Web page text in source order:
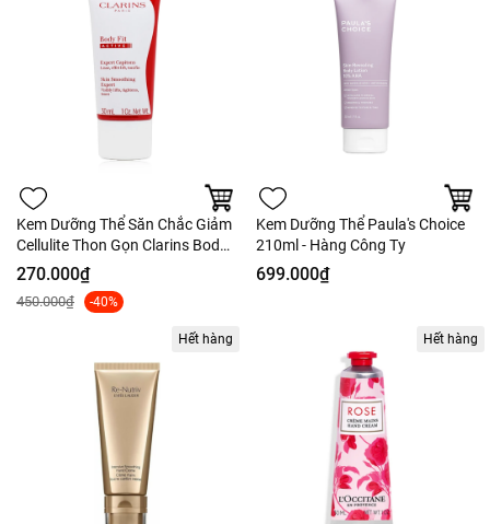
Kem Dưỡng Thể Săn Chắc Giảm
Cellulite Thon Gọn Clarins Body
Fit Active Skin Smoothing
Expert 30ml - Nobox
270.000₫
450.000₫ -40%
Kem Dưỡng Thể Paula's Choice
210ml - Hàng Công Ty
699.000₫
Hết hàng Hết hàng